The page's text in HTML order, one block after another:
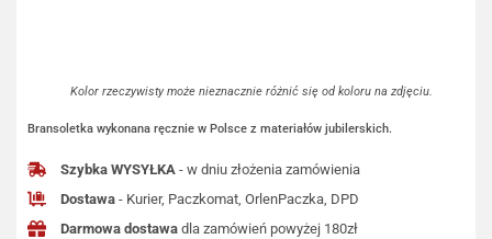
Kolor rzeczywisty może nieznacznie różnić się od koloru na zdjęciu.
Bransoletka wykonana ręcznie w Polsce z materiałów jubilerskich.
Szybka WYSYŁKA - w dniu złożenia zamówienia
Dostawa - Kurier, Paczkomat, OrlenPaczka, DPD
Darmowa dostawa dla zamówień powyżej 180zł